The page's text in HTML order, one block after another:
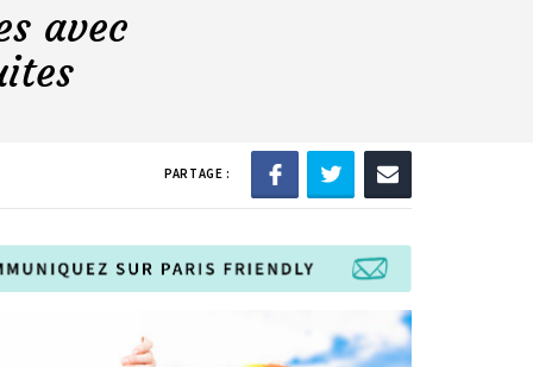
avec
PARTAGE :